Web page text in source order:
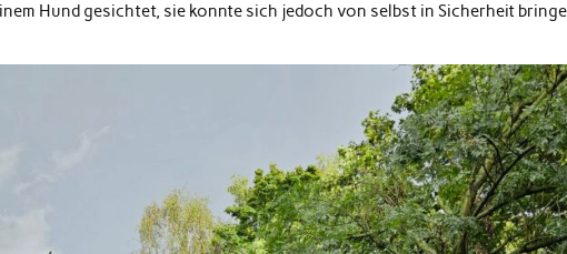
Hund gesichtet, sie konnte sich jedoch von selbst in Sicherheit